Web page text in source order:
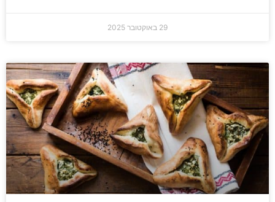
29 באוקטובר 2025